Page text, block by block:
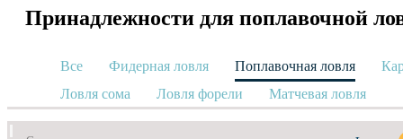
Принадлежности для поплавочной
Все Фидерная ловля Поплавочная ловля
Ловля сома
Ловля форели Матчевая ловля